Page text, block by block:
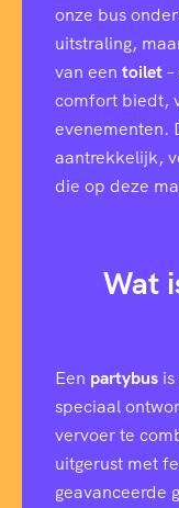
onze bus
uitstraling,
van een toilet
comfort biedt,
evenementen.
aantrekkelijk,
die op deze
Wat
Een partybus
speciaal
vervoer te
uitgerust met
geavanceerde